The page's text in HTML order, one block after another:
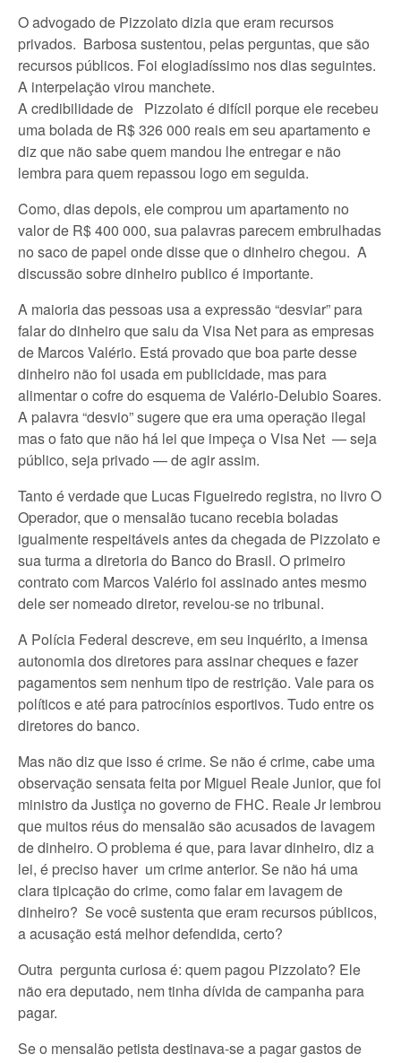
O advogado de Pizzolato dizia que eram recursos
privados. Barbosa sustentou, pelas perguntas, que são
recursos públicos. Foi elogiadíssimo nos dias seguintes.
A interpelação virou manchete.
A credibilidade de Pizzolato é difícil porque ele recebeu
uma bolada de R$ 326 000 reais em seu apartamento e
diz que não sabe quem mandou lhe entregar e não
lembra para quem repassou logo em seguida.
Como, dias depois, ele comprou um apartamento no
valor de R$ 400 000, sua palavras parecem embrulhadas
no saco de papel onde disse que o dinheiro chegou. A
discussão sobre dinheiro publico é importante.
A maioria das pessoas usa a expressão “desviar” para
falar do dinheiro que saiu da Visa Net para as empresas
de Marcos Valério. Está provado que boa parte desse
dinheiro não foi usada em publicidade, mas para
alimentar o cofre do esquema de Valério-Delubio Soares.
A palavra “desvio” sugere que era uma operação ilegal
mas o fato que não há lei que impeça o Visa Net — seja
público, seja privado — de agir assim.
Tanto é verdade que Lucas Figueiredo registra, no livro O
Operador, que o mensalão tucano recebia boladas
igualmente respeitáveis antes da chegada de Pizzolato e
sua turma a diretoria do Banco do Brasil. O primeiro
contrato com Marcos Valério foi assinado antes mesmo
dele ser nomeado diretor, revelou-se no tribunal.
A Polícia Federal descreve, em seu inquérito, a imensa
autonomia dos diretores para assinar cheques e fazer
pagamentos sem nenhum tipo de restrição. Vale para os
políticos e até para patrocínios esportivos. Tudo entre os
diretores do banco.
Mas não diz que isso é crime. Se não é crime, cabe uma
observação sensata feita por Miguel Reale Junior, que foi
ministro da Justiça no governo de FHC. Reale Jr lembrou
que muitos réus do mensalão são acusados de lavagem
de dinheiro. O problema é que, para lavar dinheiro, diz a
lei, é preciso haver um crime anterior. Se não há uma
clara tipicação do crime, como falar em lavagem de
dinheiro? Se você sustenta que eram recursos públicos,
a acusação está melhor defendida, certo?
Outra pergunta curiosa é: quem pagou Pizzolato? Ele
não era deputado, nem tinha dívida de campanha para
pagar.
Se o mensalão petista destinava-se a pagar gastos de